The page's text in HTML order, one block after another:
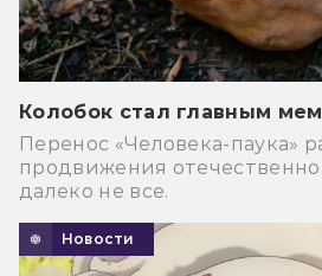
Колобок стал главным
Перенос «Человека-паука»
продвижения
далеко не все.
Новости